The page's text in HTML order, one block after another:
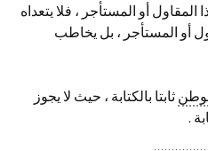
أو المستأجر ، فلا يتعداه
أو المستأجر ، بل يخاطب
ثابتا بالكتابة ، حيث لا يجوز
.